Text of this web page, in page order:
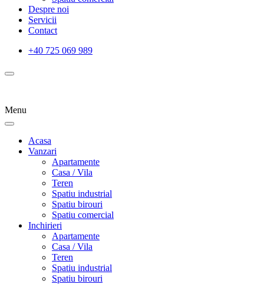
Despre noi
Servicii
Contact
+40 725 069 989
Menu
Acasa
Vanzari
Apartamente
Casa / Vila
Teren
Spatiu industrial
Spatiu birouri
Spatiu comercial
Inchirieri
Apartamente
Casa / Vila
Teren
Spatiu industrial
Spatiu birouri